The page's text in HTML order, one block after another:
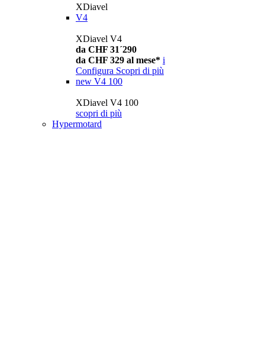
XDiavel
V4
XDiavel V4
da CHF 31´290
da CHF 329 al mese* i
Configura Scopri di più
new V4 100
XDiavel V4 100
scopri di più
Hypermotard